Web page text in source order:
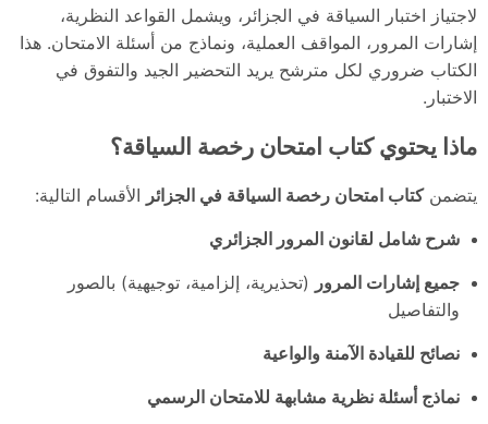
لاجتياز اختبار السياقة في الجزائر، ويشمل القواعد النظرية،
إشارات المرور، المواقف العملية، ونماذج من أسئلة الامتحان. هذا
الكتاب ضروري لكل مترشح يريد التحضير الجيد والتفوق في
الاختبار.
ماذا يحتوي كتاب امتحان رخصة السياقة؟
يتضمنكتاب امتحان رخصة السياقة في الجزائر الأقسام التالية:
شرح شامل لقانون المرور الجزائري
جميع إشارات المرور (تحذيرية، إلزامية، توجيهية) بالصور
والتفاصيل
نصائح للقيادة الآمنة والواعية
نماذج أسئلة نظرية مشابهة للامتحان الرسمي